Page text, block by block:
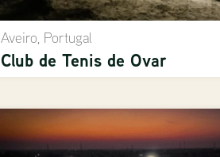
Aveiro, Portugal
Club de Tenis de Ovar